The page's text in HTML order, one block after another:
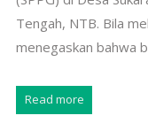
Tengah, NTB. Bila
menegaskan bahwa
Read more